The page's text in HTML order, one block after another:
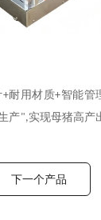
+耐用材质+智能管
产",实现母猪高产
下一个产品